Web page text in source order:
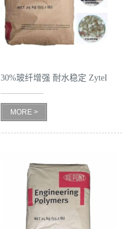
30%玻纤增强 耐水稳定 ZyteI
PA66 70G30HSLR NC010
MORE >